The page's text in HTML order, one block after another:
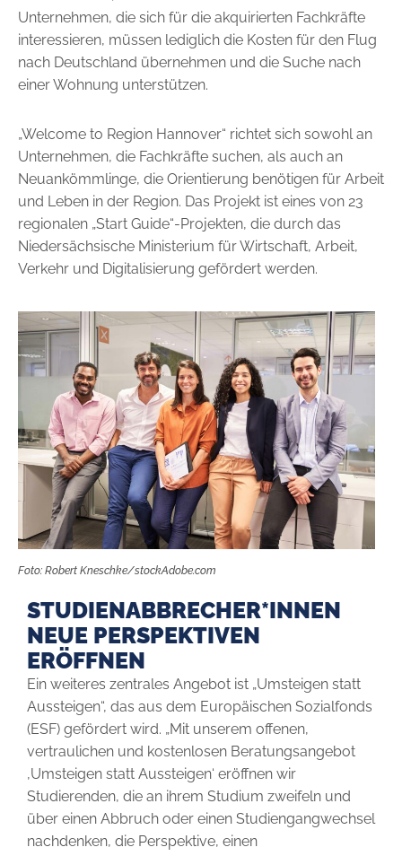
Unternehmen, die sich für die akquirierten Fachkräfte
interessieren, müssen lediglich die Kosten für den Flug
nach Deutschland übernehmen und die Suche nach
einer Wohnung unterstützen.
„Welcome to Region Hannover“ richtet sich sowohl an
Unternehmen, die Fachkräfte suchen, als auch an
Neuankömmlinge, die Orientierung benötigen für Arbeit
und Leben in der Region. Das Projekt ist eines von 23
regionalen „Start Guide“-Projekten, die durch das
Niedersächsische Ministerium für Wirtschaft, Arbeit,
Verkehr und Digitalisierung gefördert werden.
Foto: Robert Kneschke/stockAdobe.com
STUDIENABBRECHER*INNEN
NEUE PERSPEKTIVEN
ERÖFFNEN
Ein weiteres zentrales Angebot ist „Umsteigen statt
Aussteigen“, das aus dem Europäischen Sozialfonds
(ESF) gefördert wird. „Mit unserem offenen,
vertraulichen und kostenlosen Beratungsangebot
‚Umsteigen statt Aussteigen‘ eröffnen wir
Studierenden, die an ihrem Studium zweifeln und
über einen Abbruch oder einen Studiengangwechsel
nachdenken, die Perspektive, einen